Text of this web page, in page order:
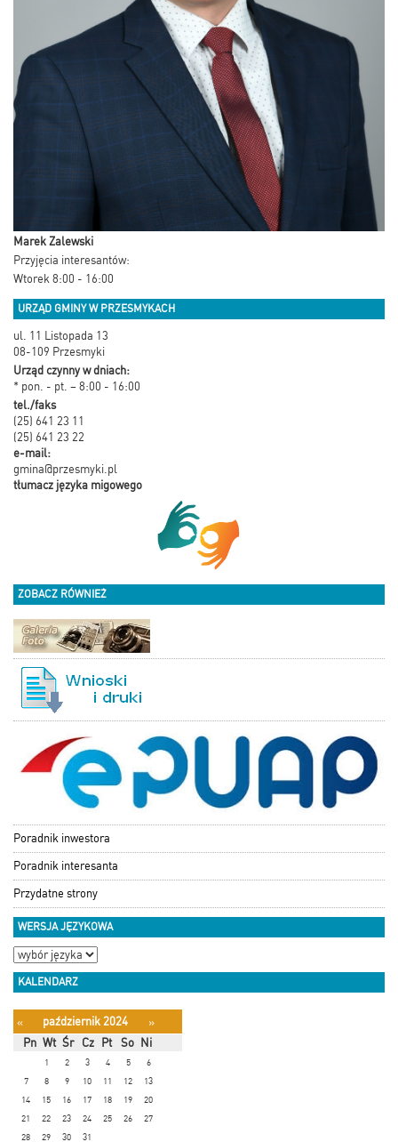
Marek Zalewski
Przyjęcia interesantów:
Wtorek 8:00 - 16:00
URZĄD GMINY W PRZESMYKACH
ul. 11 Listopada 13
08-109 Przesmyki
Urząd czynny w dniach:
* pon. - pt. – 8:00 - 16:00
tel./faks
(25) 641 23 11
(25) 641 23 22
e-mail:
gmina@przesmyki.pl
tłumacz języka migowego
ZOBACZ RÓWNIEŻ
Poradnik inwestora
Poradnik interesanta
Przydatne strony
WERSJA JĘZYKOWA
KALENDARZ
« październik 2024
»
Pn Wt Śr Cz Pt So Ni
1 2 3 4 5
6
7
8 9 10 11 12
13
14
15 16 17 18 19
20
21
22 23 24 25 26
27
28
29 30 31